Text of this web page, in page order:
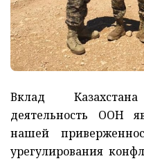
Вклад
деятельность ООН
нашей
урегулирования